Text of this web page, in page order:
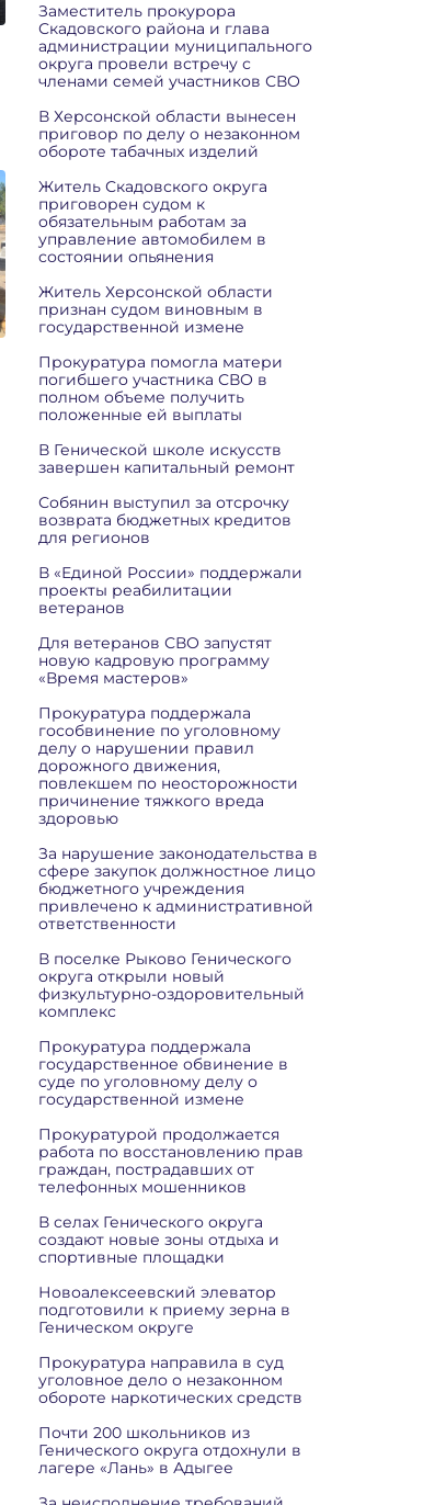
Заместитель прокурора
Скадовского района и глава
администрации муниципального
округа провели встречу с
членами семей участников СВО
В Херсонской области вынесен
приговор по делу о незаконном
обороте табачных изделий
Житель Скадовского округа
приговорен судом к
обязательным работам за
управление автомобилем в
состоянии опьянения
Житель Херсонской области
признан судом виновным в
государственной измене
Прокуратура помогла матери
погибшего участника СВО в
полном объеме получить
положенные ей выплаты
В Генической школе искусств
завершен капитальный ремонт
Собянин выступил за отсрочку
возврата бюджетных кредитов
для регионов
В «Единой России» поддержали
проекты реабилитации
ветеранов
Для ветеранов СВО запустят
новую кадровую программу
«Время мастеров»
Прокуратура поддержала
гособвинение по уголовному
делу о нарушении правил
дорожного движения,
повлекшем по неосторожности
причинение тяжкого вреда
здоровью
За нарушение законодательства в
сфере закупок должностное лицо
бюджетного учреждения
привлечено к административной
ответственности
В поселке Рыково Генического
округа открыли новый
физкультурно-оздоровительный
комплекс
Прокуратура поддержала
государственное обвинение в
суде по уголовному делу о
государственной измене
Прокуратурой продолжается
работа по восстановлению прав
граждан, пострадавших от
телефонных мошенников
В селах Генического округа
создают новые зоны отдыха и
спортивные площадки
Новоалексеевский элеватор
подготовили к приему зерна в
Геническом округе
Прокуратура направила в суд
уголовное дело о незаконном
обороте наркотических средств
Почти 200 школьников из
Генического округа отдохнули в
лагере «Лань» в Адыгее